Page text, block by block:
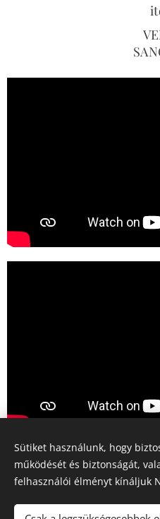
© 2018Szent István
Sütiket használunk, hogy
működését és biztonságát,
felhasználói élményt kínáljuk